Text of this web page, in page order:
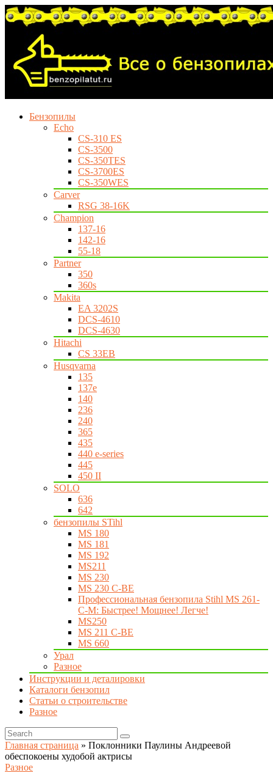
Бензопилы
Echo
CS-310 ES
CS-3500
CS-350TES
CS-3700ES
CS-350WES
Carver
RSG 38-16K
Champion
137-16
142-16
55-18
Partner
350
360s
Makita
EA 3202S
DCS-4610
DCS-4630
Hitachi
CS 33EB
Husqvarna
135
137e
140
236
240
365
435
440 e-series
445
450 II
SOLO
636
642
бензопилы STihl
MS 180
MS 181
MS 192
MS211
MS 230
MS 230 C-BE
Профессиональная бензопила Stihl MS 261-
C-M: Быстрее! Мощнее! Легче!
MS250
MS 211 C-BE
MS 660
Урал
Разное
Инструкции и деталировки
Каталоги бензопил
Статьи о строительстве
Разное
Главная страница » Поклонники Паулины Андреевой
обеспокоены худобой актрисы
Разное